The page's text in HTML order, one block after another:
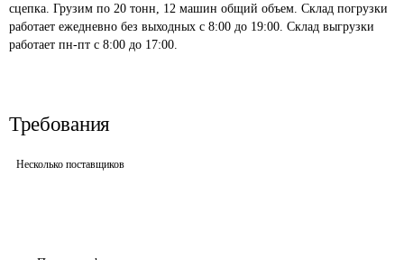
сцепка. Грузим по 20 тонн, 12 машин общий объем. Склад погрузки
работает ежедневно без выходных с 8:00 до 19:00. Склад выгрузки
работает пн-пт с 8:00 до 17:00.
Требования
Несколько поставщиков